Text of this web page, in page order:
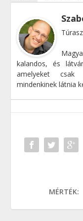
kalandos, és
amelyeket csak
mindenkinek látnia
MÉRTÉK: